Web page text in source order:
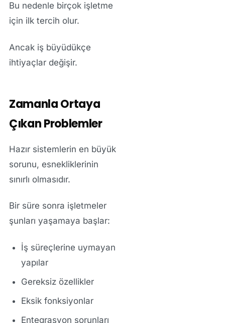
Bu nedenle birçok işletme
için ilk tercih olur.
Ancak iş büyüdükçe
ihtiyaçlar değişir.
Zamanla Ortaya
Çıkan Problemler
Hazır sistemlerin en büyük
sorunu, esnekliklerinin
sınırlı olmasıdır.
Bir süre sonra işletmeler
şunları yaşamaya başlar:
İş süreçlerine uymayan
yapılar
Gereksiz özellikler
Eksik fonksiyonlar
Entegrasyon sorunları